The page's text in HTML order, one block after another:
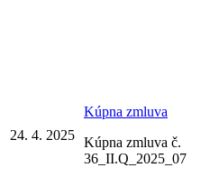
24. 4. 2025
Kúpna zmluva
Kúpna zmluva č.
36_II.Q_2025_07